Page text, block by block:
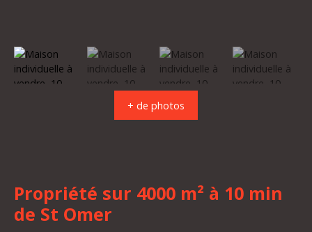
+ de photos
Propriété sur 4000 m² à 10 min
de St Omer